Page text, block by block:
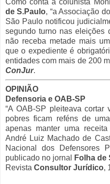
Como conta a colunista
de S.Paulo, “a Associação
São Paulo notificou
segundo turno nas eleições
não receba metade mais
que o expediente é
entidades com mais de 200
ConJur.
OPINIÃO
Defensoria e OAB-SP
“A OAB-SP pleiteava
pobres ficam reféns de
apenas manter uma
André Luiz Machado de
Nacional dos Defensores
publicado no jornal
Folha de
Revista Consultor Jurídico,